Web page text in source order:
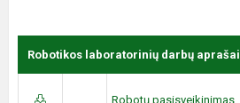
Robotikos laboratorinių darbų aprašai
Robotų pasisveikinimas